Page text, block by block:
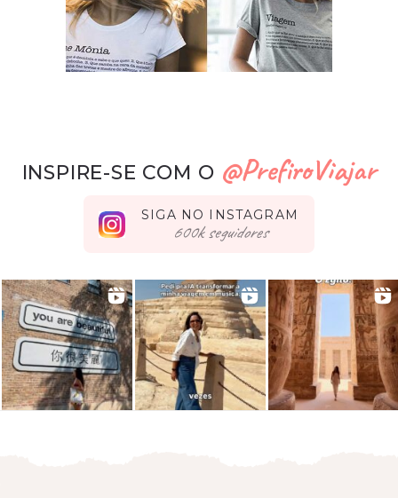
INSPIRE-SE COM O @PrefiroViajar
SIGA NO INSTAGRAM
seguidores